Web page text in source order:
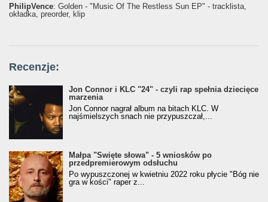
PhilipVence: Golden - "Music Of The Restless Sun EP" - tracklista,
okładka, preorder, klip
Recenzje:
Jon Connor i KLC "24" - czyli rap spełnia dziecięce
marzenia
Jon Connor nagrał album na bitach KLC. W
najśmielszych snach nie przypuszczał,...
Małpa "Święte słowa" - 5 wniosków po
przedpremierowym odsłuchu
Po wypuszczonej w kwietniu 2022 roku płycie "Bóg nie
gra w kości" raper z...